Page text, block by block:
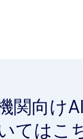
関向け
てはこ